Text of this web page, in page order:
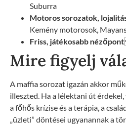
Suburra
Motoros sorozatok,
Kemény motorosok,
Friss, játékosabb nézőpont
Mire figyelj
A maffia sorozat igazán akkor
illeszted. Ha a lélektani út
a főhős krízise és a terápia, a
„üzleti” döntései ugyanannak a